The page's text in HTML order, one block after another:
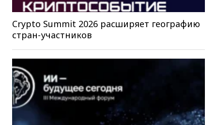
Crypto Summit 2026 расширяет географию
стран-участников